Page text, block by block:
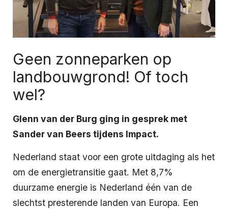
Geen zonneparken op
landbouwgrond! Of toch
wel?
Glenn van der Burg ging in gesprek met
Sander van Beers tijdens Impact.
Nederland staat voor een grote uitdaging als het
om de energietransitie gaat. Met 8,7%
duurzame energie is Nederland één van de
slechtst presterende landen van Europa. Een